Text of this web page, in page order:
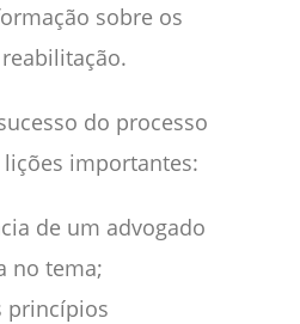
sobre os
do processo
importantes:
de um advogado
no tema;
princípios